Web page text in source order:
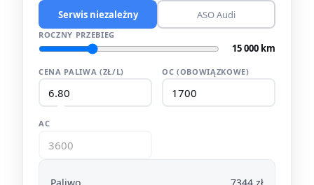
Serwis niezależny ASO Audi
ROCZNY PRZEBIEG
15 000 km
CENA PALIWA (ZŁ/L) OC (OBOWIĄZKOWE)
AC